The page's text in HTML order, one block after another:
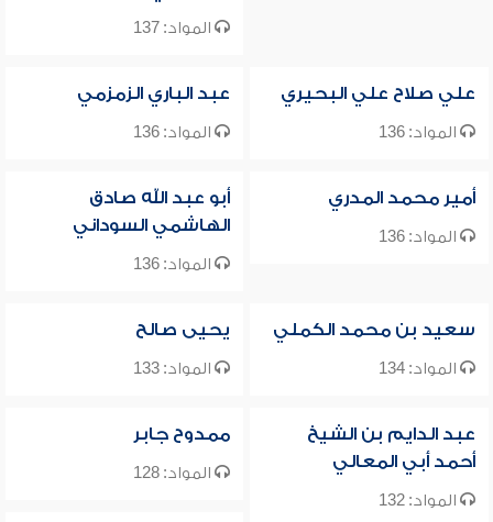
المواد: 137
علي صلاح علي البحيري
المواد: 136
عبد الباري الزمزمي
المواد: 136
أمير محمد المدري
المواد: 136
أبو عبد الله صادق
الهاشمي السوداني
المواد: 136
سعيد بن محمد الكملي
المواد: 134
يحيى صالح
المواد: 133
عبد الدايم بن الشيخ
أحمد أبي المعالي
المواد: 132
ممدوح جابر
المواد: 128